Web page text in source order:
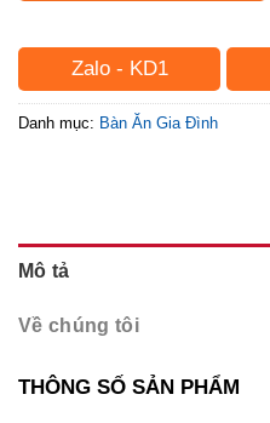
Zalo - KD1
Danh mục: Bàn Ăn Gia Đình
Mô tả
Về chúng tôi
THÔNG SỐ SẢN PHẨM